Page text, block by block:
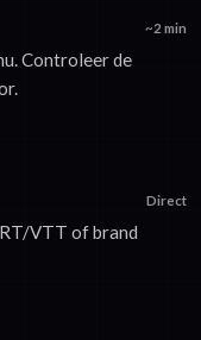
~2 min
Controleer de
Direct
VTT of brand